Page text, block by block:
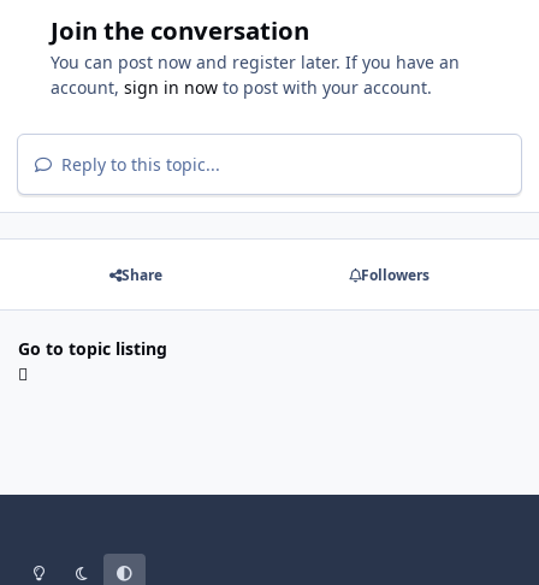
Join the conversation
You can post now and register later. If you have an
account, sign in now to post with your account.
Reply to this topic...
Share Followers
Go to topic listing
Light ModeDark ModeSystem Preference